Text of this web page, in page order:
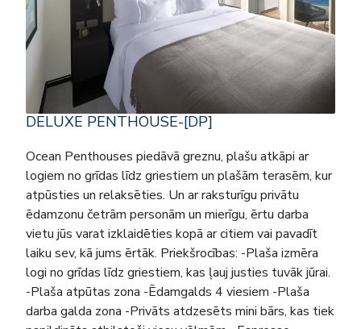
DELUXE PENTHOUSE-[DP]
Ocean Penthouses piedāvā greznu, plašu atkāpi ar
logiem no grīdas līdz griestiem un plašām terasēm, kur
atpūsties un relaksēties. Un ar raksturīgu privātu
ēdamzonu četrām personām un mierīgu, ērtu darba
vietu jūs varat izklaidēties kopā ar citiem vai pavadīt
laiku sev, kā jums ērtāk. Priekšrocības: -Plaša izmēra
logi no grīdas līdz griestiem, kas ļauj justies tuvāk jūrai.
-Plaša atpūtas zona -Ēdamgalds 4 viesiem -Plaša
darba galda zona -Privāts atdzesēts mini bārs, kas tiek